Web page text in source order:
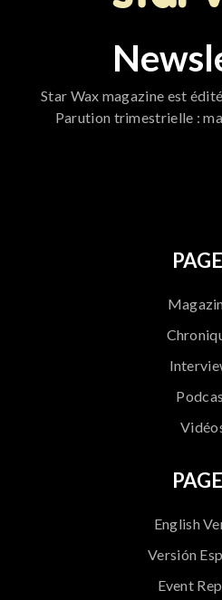
Star Wax magazine est
Parution trimestrielle :
English
Versión
Event